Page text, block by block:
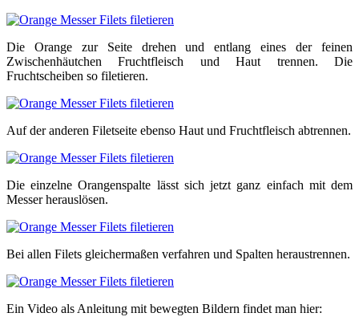
Die Orange zur Seite drehen und entlang eines der feinen
Zwischenhäutchen Fruchtfleisch und Haut trennen. Die
Fruchtscheiben so filetieren.
Auf der anderen Filetseite ebenso Haut und Fruchtfleisch abtrennen.
Die einzelne Orangenspalte lässt sich jetzt ganz einfach mit dem
Messer herauslösen.
Bei allen Filets gleichermaßen verfahren und Spalten heraustrennen.
Ein Video als Anleitung mit bewegten Bildern findet man hier: